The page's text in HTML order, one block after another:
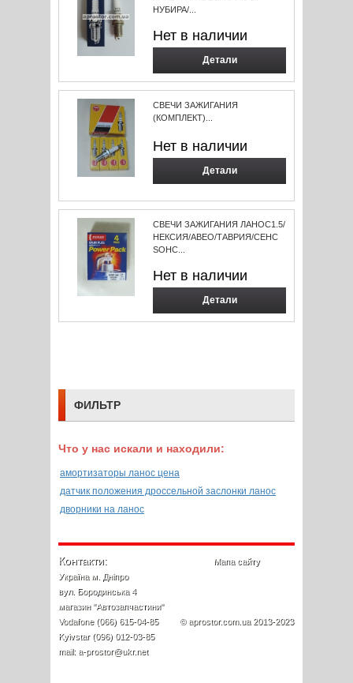
НУБИРА/...
Нет в наличии
Детали
СВЕЧИ ЗАЖИГАНИЯ
(КОМПЛЕКТ)...
Нет в наличии
Детали
СВЕЧИ ЗАЖИГАНИЯ ЛАНОС1.5/
НЕКСИЯ/АВЕО/ТАВРИЯ/СЕНС
SOHC...
Нет в наличии
Детали
ФИЛЬТР
Что у нас искали и находили:
амортизаторы ланос цена
датчик положения дроссельной заслонки ланос
дворники на ланос
Контакти:
Україна м. Дніпро
вул. Бородинська 4
магазин "Автозапчастини"
Vodafone (066) 615-04-85
Kyivstar (096) 012-03-85
mail: a-prostor@ukr.net
Мапа сайту
© aprostor.com.ua 2013-2023